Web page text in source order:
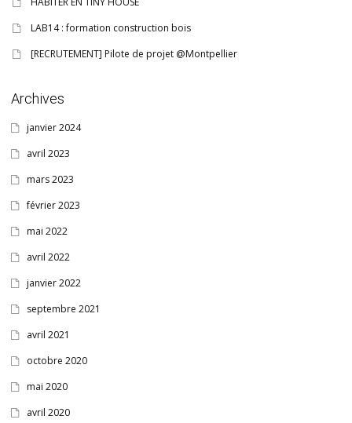
LAB14 : formation construction bois
[RECRUTEMENT] Pilote de projet @Montpellier
Archives
janvier 2024
avril 2023
mars 2023
février 2023
mai 2022
avril 2022
janvier 2022
septembre 2021
avril 2021
octobre 2020
mai 2020
avril 2020